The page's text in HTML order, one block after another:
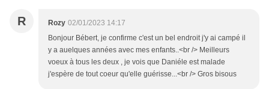
R Rozy 02/01/2023 14:17
Bonjour Bébert, je confirme c'est un bel endroit j'y ai campé il
y a auelques années avec mes enfants..<br /> Meilleurs
voeux à tous les deux , je vois que Daniéle est malade
j'espère de tout coeur qu'elle guérisse...<br /> Gros bisous